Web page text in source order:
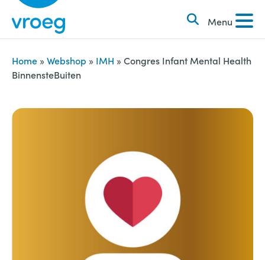
i
Menu
k
e
n
n
a
r
Home » Webshop » IMH » Congres Infant Mental Health
BinnensteBuiten